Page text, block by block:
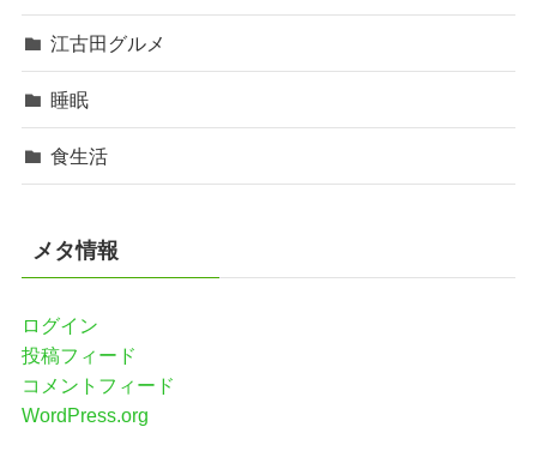
江古田グルメ
睡眠
食生活
メタ情報
ログイン
投稿フィード
コメントフィード
WordPress.org